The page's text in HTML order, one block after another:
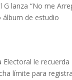
G lanza “No me
álbum de estudio
Electoral le
límite para